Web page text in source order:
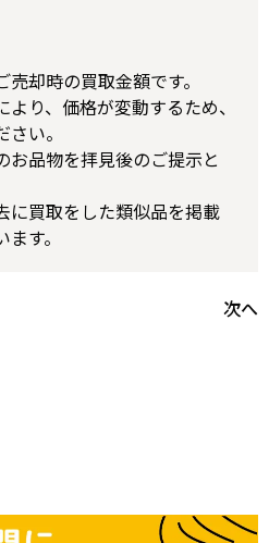
却時の買取金額です。
り、価格が変動するため、
い。
お品物を拝見後のご提示と
に買取をした類似品を掲載
す。
次へ